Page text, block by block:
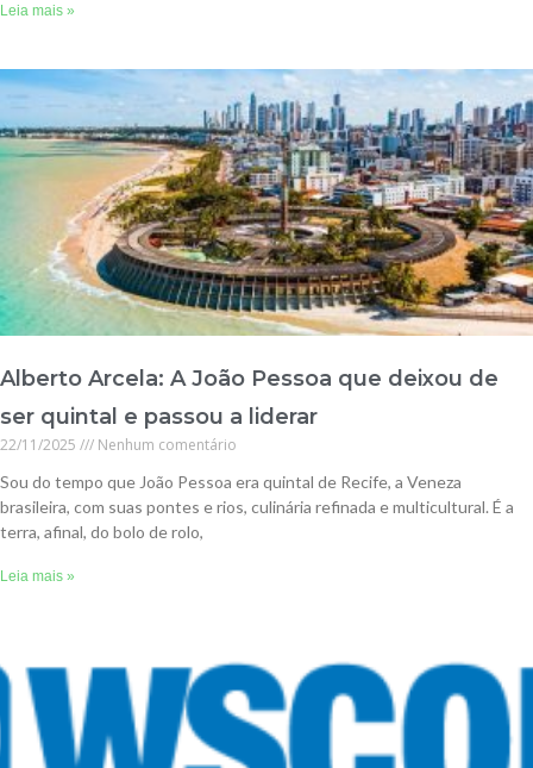
Leia mais »
Alberto Arcela: A João Pessoa que deixou de
ser quintal e passou a liderar
22/11/2025
Nenhum comentário
Sou do tempo que João Pessoa era quintal de Recife, a Veneza
brasileira, com suas pontes e rios, culinária refinada e multicultural. É a
terra, afinal, do bolo de rolo,
Leia mais »